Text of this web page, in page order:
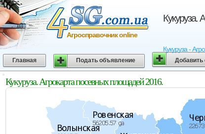
Кукуруза.
Кукуруза -
Агросправочник online
Главная Подать объявление Добавить
Кукуруза. Агрокарта посевных площадей 2016.